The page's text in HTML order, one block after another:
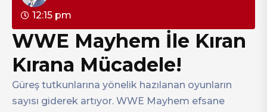
12:15 pm
WWE Mayhem İle Kıran
Kırana Mücadele!
Güreş tutkunlarına yönelik hazılanan oyunların
sayısı giderek artıyor. WWE Mayhem efsane